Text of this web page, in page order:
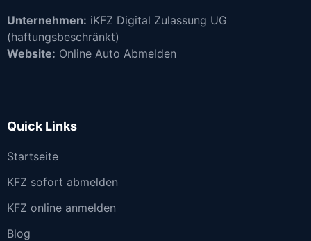
Unternehmen: iKFZ Digital Zulassung UG
(haftungsbeschränkt)
Website: Online Auto Abmelden
Quick Links
Startseite
KFZ sofort abmelden
KFZ online anmelden
Blog